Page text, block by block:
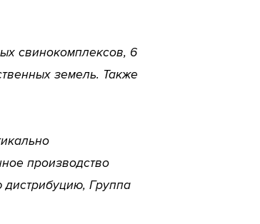
свинокомплексов, 6
земель. Также
производство
Группа